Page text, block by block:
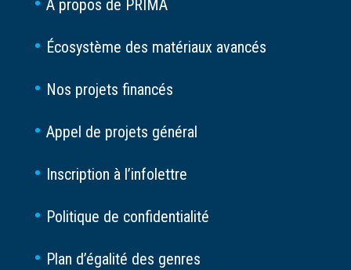
À propos de PRIMA
Écosystème des matériaux avancés
Nos projets financés
Appel de projets général
Inscription à l’infolettre
Politique de confidentialité
Plan d’égalité des genres